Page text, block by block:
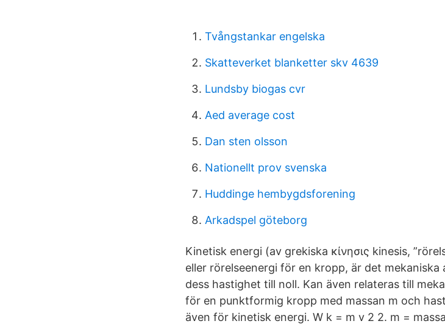
Tvångstankar engelska
Skatteverket blanketter skv 4639
Lundsby biogas cvr
Aed average cost
Dan sten olsson
Nationellt prov svenska
Huddinge hembygdsforening
Arkadspel göteborg
Kinetisk energi (av grekiska κίνησις kinesis,
eller rörelseenergi för en kropp, är det
dess hastighet till noll. Kan även relateras till
för en punktformig kropp med massan m och
även för kinetisk energi. W k = m v 2 2. m =